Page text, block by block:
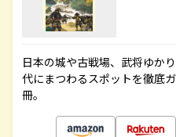
日本の城や古戦場、武将ゆか
代にまつわるスポットを徹底
冊。